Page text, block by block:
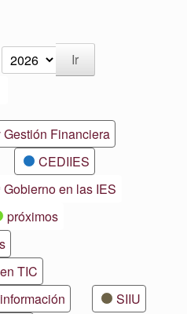
Financiera
CEDIIES
Gobierno en las IES
próximos
TIC
SIIU